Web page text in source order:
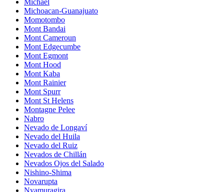
Michael
Michoacan-Guanajuato
Momotombo
Mont Bandai
Mont Cameroun
Mont Edgecumbe
Mont Egmont
Mont Hood
Mont Kaba
Mont Rainier
Mont Spurr
Mont St Helens
Montagne Pelee
Nabro
Nevado de Longaví
Nevado del Huila
Nevado del Ruiz
Nevados de Chillán
Nevados Ojos del Salado
Nishino-Shima
Novarupta